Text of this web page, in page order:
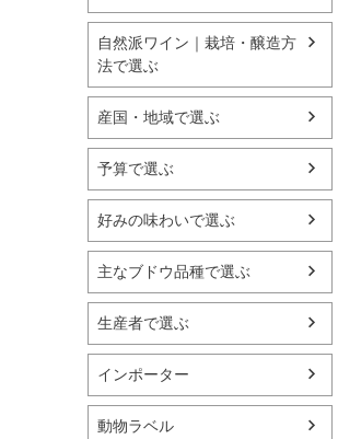
自然派ワイン｜栽培・醸造方
法で選ぶ
産国・地域で選ぶ
予算で選ぶ
好みの味わいで選ぶ
主なブドウ品種で選ぶ
生産者で選ぶ
インポーター
動物ラベル